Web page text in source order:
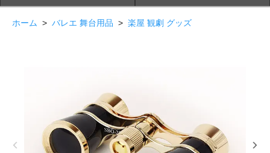
ホーム > バレエ 舞台用品 > 楽屋 観劇 グッズ